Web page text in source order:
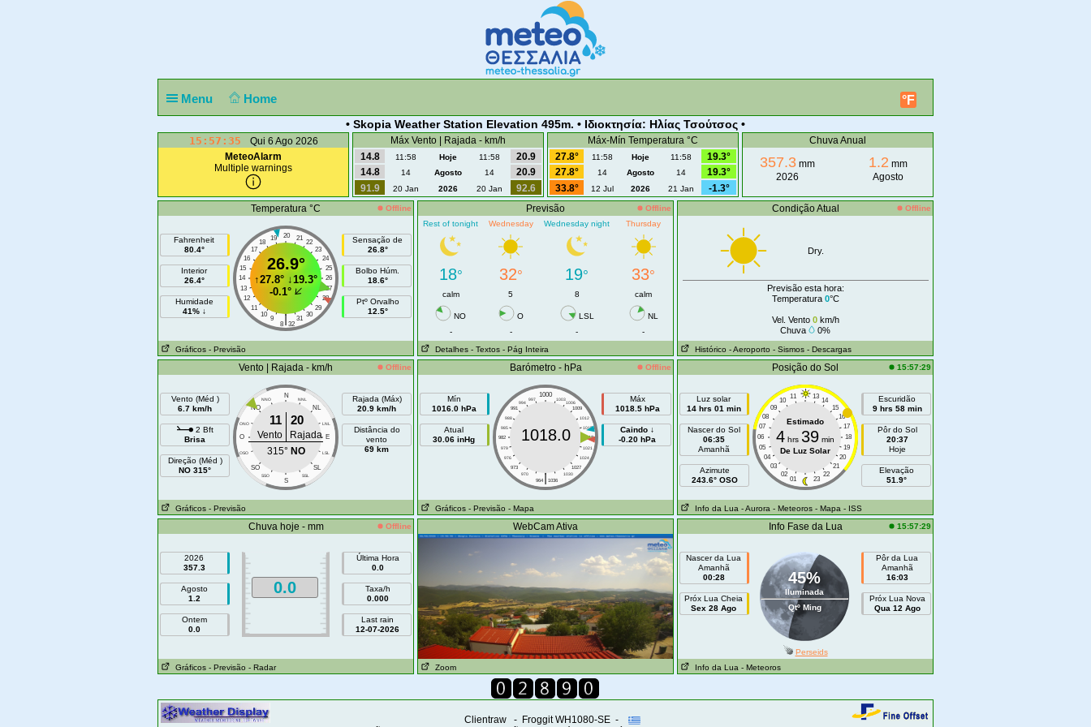
Menu Home °F
• Skopia Weather Station Elevation 495m. • Ιδιοκτησία: Ηλίας Τσούτσος •
15:57:35
Qui 6 Ago 2026
MeteoAlarm
Multiple warnings
Máx Vento | Rajada - km/h
14.8
11:58 Hoje 11:58
20.9
14.8
14 Agosto 14
20.9
91.9
20 Jan 2026 20 Jan 92.6
Máx-Mín Temperatura °C
27.8°
11:58 Hoje 11:58
19.3°
27.8°
14 Agosto 14
19.3°
33.8°
12 Jul 2026 21 Jan -1.3°
Chuva Anual
357.3 mm
2026
1.2 mm
Agosto
Temperatura °C Offline
Fahrenheit
80.4°
Interior
26.4°
Humidade
41% ↓
20
19 21
18
22
17
23
16
24
15
25
14
26
13
27
12
28
11
29
10
30
9 31
|
8 32
26.9°
↑27.8° ↓19.3°
-0.1°
Sensação de
26.8°
Bolbo Húm.
18.6°
Ptº Orvalho
12.5°
Gráficos - Previsão
Previsão
Offline
Rest of tonight
Wednesday Wednesday night Thursday
18° 32° 19° 33°
calm 5 8 calm
NO O LSL
NL
-
- -
-
Detalhes - Textos - Pág Inteira
Condição Atual Offline
Dry.
Previsão esta hora:
Temperatura 0°C
Vel. Vento 0km/h
Chuva
0%
Histórico - Aeroporto - Sismos - Descargas
Vento | Rajada - km/h Offline
Vento (Méd )
6.7 km/h
2 Bft
Brisa
Direção (Méd )
NO 315°
N
NNO NNL
NO NL
ONO LNL
O E
OSO LSL
SO SL
SSO SSL
S
11 20
Vento
Rajada
315° NO
Rajada (Máx)
20.9 km/h
Distância do
vento
69 km
Gráficos - Previsão
Barómetro - hPa Offline
Mín
1016.0 hPa
Atual
30.06 inHg
1000
997 1003
994
1006
991
1009
988
1012
985
1015
982
1018
979
1021
976
1024
973
1027
970
1030
|
964 1036
1018.0
Máx
1018.5 hPa
Caindo ↓
-0.20 hPa
Gráficos - Previsão - Mapa
Posição do Sol 15:57:29
Luz solar
14 hrs 01 min
Nascer do Sol
06:35
Amanhã
Azimute
243.6° OSO
11 13
10
14
09
15
08
16
07
17
06
18
05
19
04
20
03
21
02
22
01 23
Estimado
4 hrs 39 min
De Luz Solar
Escuridão
9 hrs 58 min
Pôr do Sol
20:37
Hoje
Elevação
51.9°
Info da Lua - Aurora - Meteoros - Mapa - ISS
Chuva hoje - mm Offline
2026
357.3
Agosto
1.2
Ontem
0.0
0.0
Última Hora
0.0
Taxa/h
0.000
Last rain
12-07-2026
Gráficos - Previsão - Radar
WebCam Ativa
Zoom
Info Fase da Lua 15:57:29
Nascer da Lua
Amanhã
00:28
Próx Lua Cheia
Sex 28 Ago
45%
Iluminada
Qtº Ming
Pôr da Lua
Amanhã
16:03
Próx Lua Nova
Qua 12 Ago
Perseids
Info da Lua - Meteoros
Clientraw - Froggit WH1080-SE -